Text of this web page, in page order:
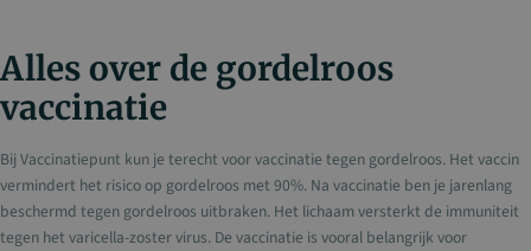
Alles over de gordelroos
vaccinatie
Bij Vaccinatiepunt kun je terecht voor vaccinatie tegen gordelroos. Het vaccin
vermindert het risico op gordelroos met 90%. Na vaccinatie ben je jarenlang
beschermd tegen gordelroos uitbraken. Het lichaam versterkt de immuniteit
tegen het varicella-zoster virus. De vaccinatie is vooral belangrijk voor